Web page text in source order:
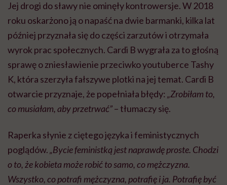
Jej drogi do sławy nie ominęły kontrowersje. W 2018
roku oskarżono ją o napaść na dwie barmanki, kilka lat
później przyznała się do części zarzutów i otrzymała
wyrok prac społecznych. Cardi B wygrała za to głośną
sprawę o zniesławienie przeciwko youtuberce Tashy
K, która szerzyła fałszywe plotki na jej temat. Cardi B
otwarcie przyznaje, że popełniała błędy: „Zrobiłam to,
co musiałam, aby przetrwać”– tłumaczy się.
Raperka słynie z ciętego języka i feministycznych
poglądów.„Bycie feministką jest naprawdę proste. Chodzi
o to, że kobieta może robić to samo, co mężczyzna.
Wszystko, co potrafi mężczyzna, potrafię i ja. Potrafię być